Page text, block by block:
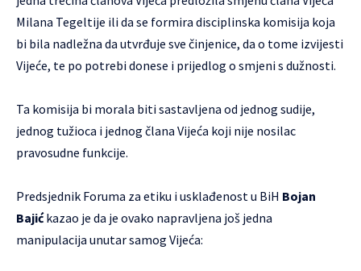
Milana Tegeltije ili da se formira disciplinska komisija koja
bi bila nadležna da utvrđuje sve činjenice, da o tome izvijesti
Vijeće, te po potrebi donese i prijedlog o smjeni s dužnosti.
Ta komisija bi morala biti sastavljena od jednog sudije,
jednog tužioca i jednog člana Vijeća koji nije nosilac
pravosudne funkcije.
Predsjednik Foruma za etiku i usklađenost u BiH Bojan
Bajićkazao je da je ovako napravljena još jedna
manipulacija unutar samog Vijeća: